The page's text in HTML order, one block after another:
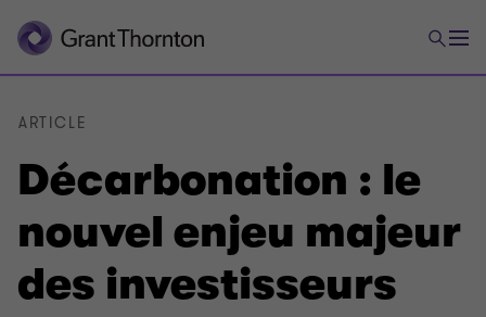
Décarbonation : le
nouvel enjeu majeur
des investisseurs
ARTICLE